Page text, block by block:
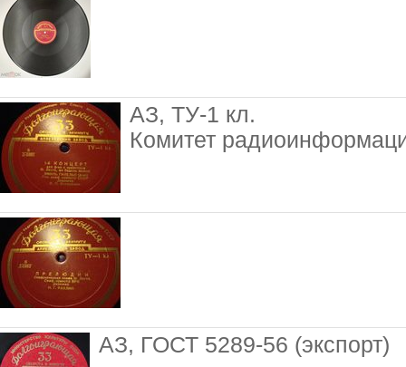
АЗ, ТУ-1 кл.
Комитет
АЗ, ГОСТ 5289-56 (экспорт)